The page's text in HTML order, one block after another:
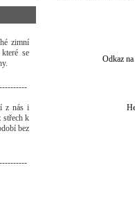
zimní
se
z nás i
střech k
bez
Odkaz